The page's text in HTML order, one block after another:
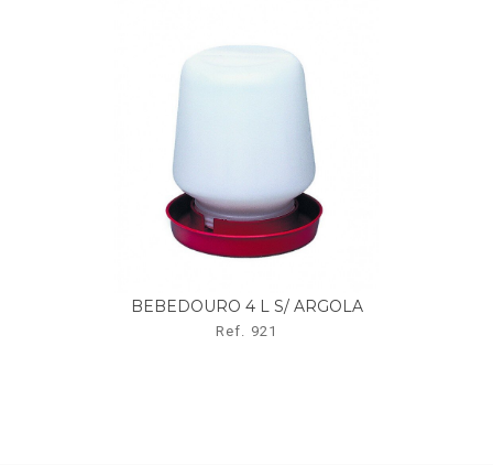
BEBEDOURO 4 L S/ ARGOLA
Ref. 921